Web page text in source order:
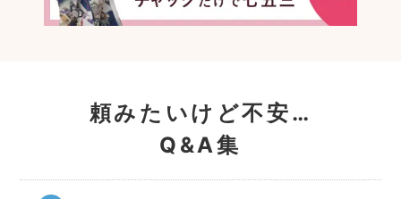
頼みたいけど不安…
Q&A集